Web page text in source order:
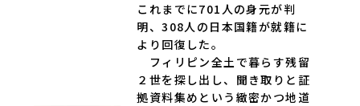
これまでに701人の身元が判
明、308人の日本国籍が就籍に
より回復した。
フィリピン全土で暮らす残留
２世を探し出し、聞き取りと証
拠資料集めという緻密かつ地道